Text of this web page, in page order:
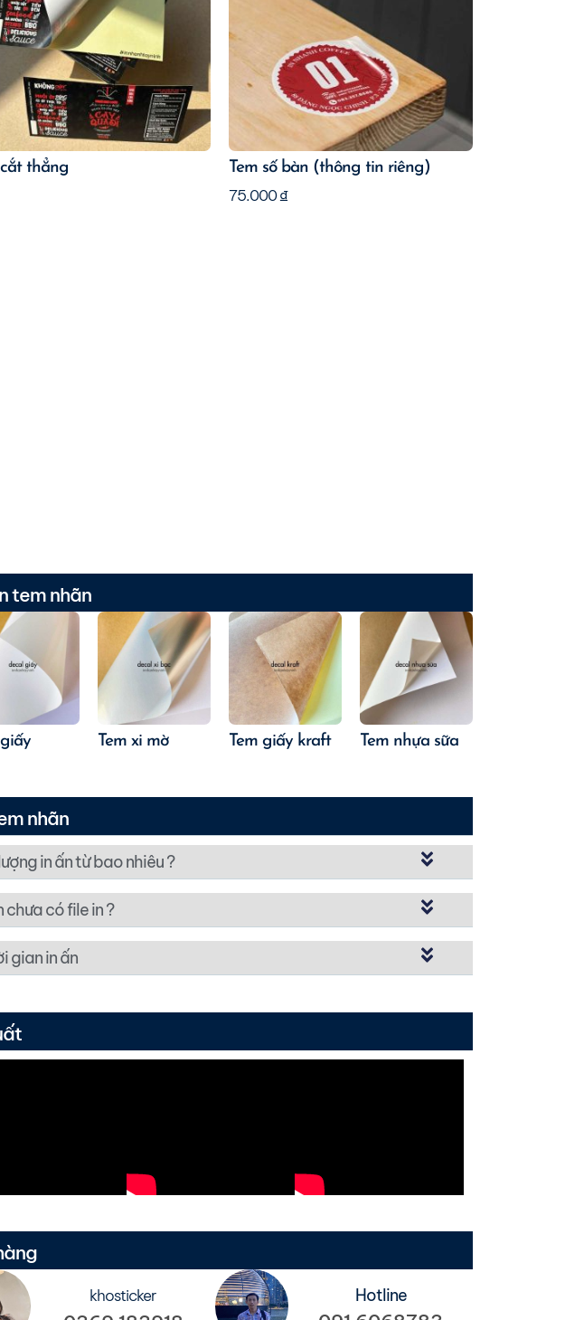
thẳng Tem số bàn (thông tin riêng)
75.000₫
tem nhãn
Tem xi mờ Tem giấy kraft Tem nhựa sữa
nhãn
in ấn từ bao nhiêu ?
chưa có file in ?
gian in ấn
khosticker Hotline